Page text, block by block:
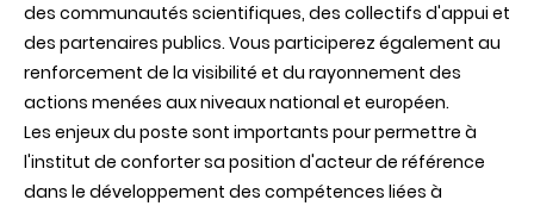
des communautés scientifiques, des collectifs d'appui et
des partenaires publics. Vous participerez également au
renforcement de la visibilité et du rayonnement des
actions menées aux niveaux national et européen.
Les enjeux du poste sont importants pour permettre à
l'institut de conforter sa position d'acteur de référence
dans le développement des compétences liées à